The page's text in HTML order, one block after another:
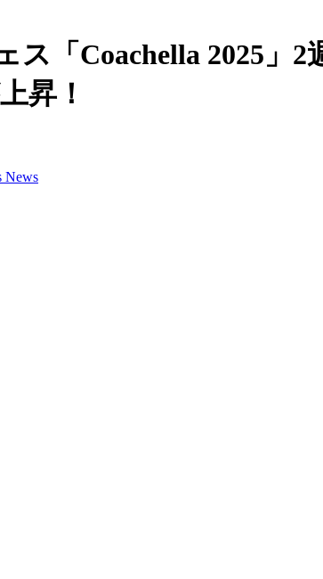
「Coachella 2025」
昇！
News